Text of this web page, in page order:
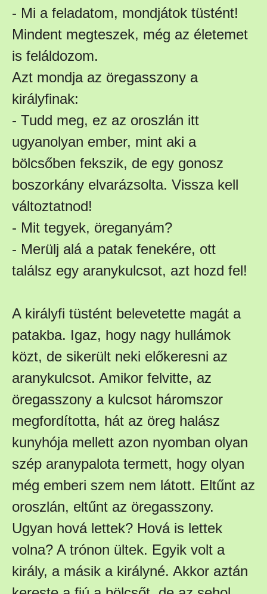
- Mi a feladatom, mondjátok tüstént!
Mindent megteszek, még az életemet
is feláldozom.
Azt mondja az öregasszony a
királyfinak:
- Tudd meg, ez az oroszlán itt
ugyanolyan ember, mint aki a
bölcsőben fekszik, de egy gonosz
boszorkány elvarázsolta. Vissza kell
változtatnod!
- Mit tegyek, öreganyám?
- Merülj alá a patak fenekére, ott
találsz egy aranykulcsot, azt hozd fel!
A királyfi tüstént belevetette magát a
patakba. Igaz, hogy nagy hullámok
közt, de sikerült neki előkeresni az
aranykulcsot. Amikor felvitte, az
öregasszony a kulcsot háromszor
megfordította, hát az öreg halász
kunyhója mellett azon nyomban olyan
szép aranypalota termett, hogy olyan
még emberi szem nem látott. Eltűnt az
oroszlán, eltűnt az öregasszony.
Ugyan hová lettek? Hová is lettek
volna? A trónon ültek. Egyik volt a
király, a másik a királyné. Akkor aztán